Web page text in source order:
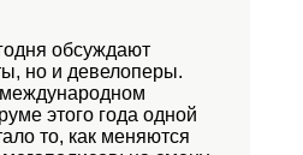
обсуждают
но и девелоперы.
этого года одной
то, как меняются